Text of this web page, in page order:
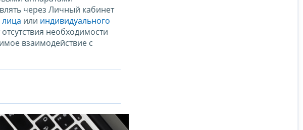
через Личный кабинет
или индивидуального
необходимости
взаимодействие с